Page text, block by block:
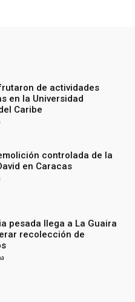
de actividades
en la Universidad
Caribe
controlada de la
en Caracas
pesada llega a La Guaira
recolección de